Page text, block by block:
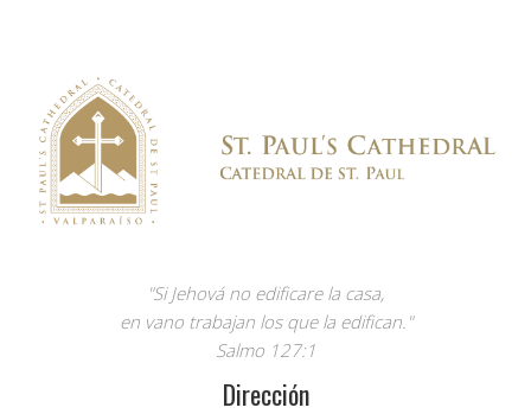
"Si Jehová no edificare la casa,
en vano trabajan los que la edifican."
Salmo 127:1
Dirección